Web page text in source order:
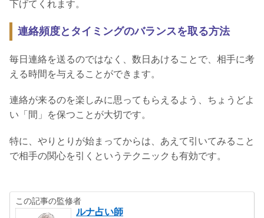
下げてくれます。
連絡頻度とタイミングのバランスを取る方法
毎日連絡を送るのではなく、数日あけることで、相手に考
える時間を与えることができます。
連絡が来るのを楽しみに思ってもらえるよう、ちょうどよ
い「間」を保つことが大切です。
特に、やりとりが始まってからは、あえて引いてみること
で相手の関心を引くというテクニックも有効です。
この記事の監修者
ルナ占い師